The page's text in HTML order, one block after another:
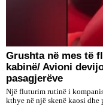
Grushta në mes të
kabinë/ Avioni
pasagjerëve
Një fluturim rutinë i
kthye në një skenë kaosi dhe